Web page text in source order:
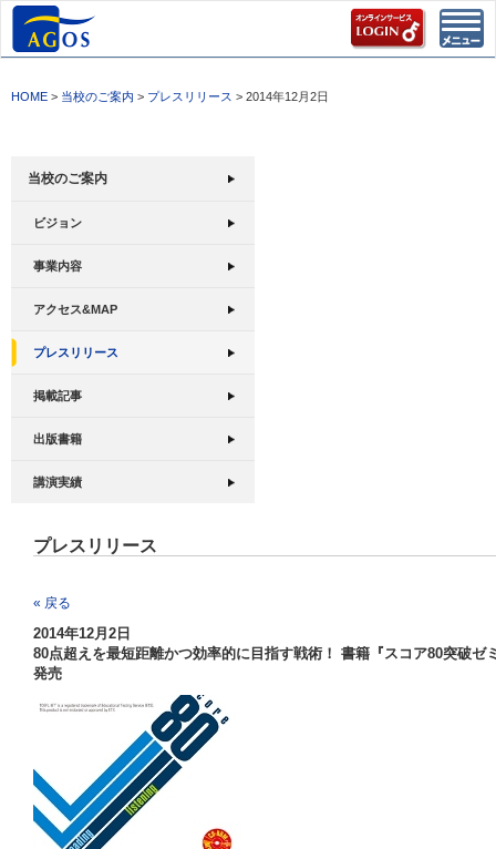
HOME > 当校のご案内 > プレスリリース > 2014年12月2日
当校のご案内
ビジョン
事業内容
アクセス&MAP
プレスリリース
掲載記事
出版書籍
講演実績
プレスリリース
« 戻る
2014年12月2日
80点超えを最短距離かつ効率的に目指す戦術！ 書籍『スコア80突破
発売